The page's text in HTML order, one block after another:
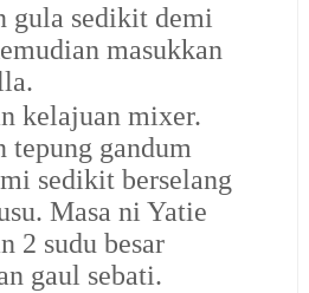
gula sedikit demi
masukkan
kelajuan mixer.
tepung gandum
sedikit berselang
Masa ni Yatie
2 sudu besar
gaul sebati.